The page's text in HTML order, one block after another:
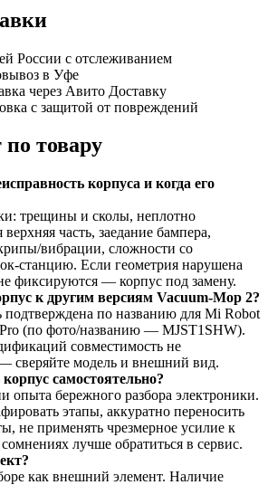
России с отслеживанием
в Уфе
через Авито Доставку
с защитой от повреждений
по товару
корпуса и когда его
трещины и сколы, неплотно
часть, заедание бампера,
вибрации, сложности со
Если геометрия нарушена
фиксируются — корпус под замену.
к другим версиям Vacuum‑Mop 2?
подтверждена по названию для Mi Robot
(по фото/названию — MJST1SHW).
совместимость не
сверяйте модель и внешний вид.
самостоятельно?
опыта бережного разборa электроники.
этапы, аккуратно переносить
не применять чрезмерное усилие к
лучше обратиться в сервис.
как внешний элемент. Наличие